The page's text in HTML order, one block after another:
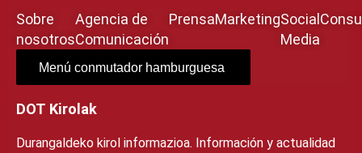
Sobre
nosotros
Agencia de
Comunicación
PrensaMarketingSocial
Media
Menú conmutador hamburguesa
DOT Kirolak
Durangaldeko kirol informazioa. Información y actualidad